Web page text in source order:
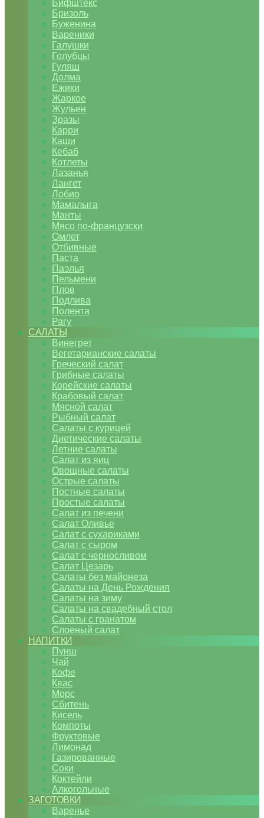
Бифштекс
Бризоль
Буженина
Вареники
Галушки
Голубцы
Гуляш
Долма
Ежики
Жаркое
Жульен
Зразы
Карри
Каши
Кебаб
Котлеты
Лазанья
Лангет
Лобио
Мамалыга
Манты
Мясо по-французски
Омлет
Отбивные
Паста
Паэлья
Пельмени
Плов
Подлива
Полента
Рагу
САЛАТЫ
Винегрет
Вегетарианские салаты
Греческий салат
Грибные салаты
Корейские салаты
Крабовый салат
Мясной салат
Рыбный салат
Салаты с курицей
Диетические салаты
Летние салаты
Салат из яиц
Овощные салаты
Острые салаты
Постные салаты
Простые салаты
Салат из печени
Салат Оливье
Салат с сухариками
Салат с сыром
Салат с черносливом
Салат Цезарь
Салаты без майонеза
Салаты на День Рождения
Салаты на зиму
Салаты на свадебный стол
Салаты с гранатом
Слоеный салат
НАПИТКИ
Пунш
Чай
Кофе
Квас
Морс
Сбитень
Кисель
Компоты
Фруктовые
Лимонад
Газированные
Соки
Коктейли
Алкогольные
ЗАГОТОВКИ
Варенье